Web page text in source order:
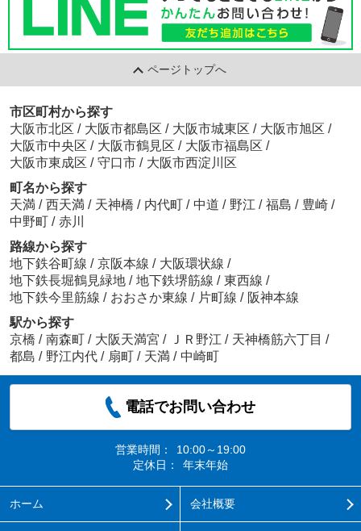
ページトップへ
市区町村から探す
大阪市北区 / 大阪市都島区 / 大阪市城東区 / 大阪市旭区 /
大阪市中央区 / 大阪市鶴見区 / 大阪市福島区 /
大阪市東成区 / 守口市 / 大阪市西淀川区
町名から探す
天満 / 西天満 / 天神橋 / 内代町 / 中道 / 野江 / 福島 / 豊崎 /
中野町 / 赤川
路線から探す
地下鉄谷町線 / 京阪本線 / 大阪環状線 /
地下鉄長堀鶴見緑地 / 地下鉄堺筋線 / 東西線 /
地下鉄今里筋線 / おおさか東線 / 片町線 / 阪神本線
駅から探す
京橋 / 南森町 / 大阪天満宮 / ＪＲ野江 / 天神橋筋六丁目 /
都島 / 野江内代 / 扇町 / 天満 / 中崎町
電話でお問い合わせ
営業時間：
10:00～19:00
定休日：
年末年始
ホーム 会社概要